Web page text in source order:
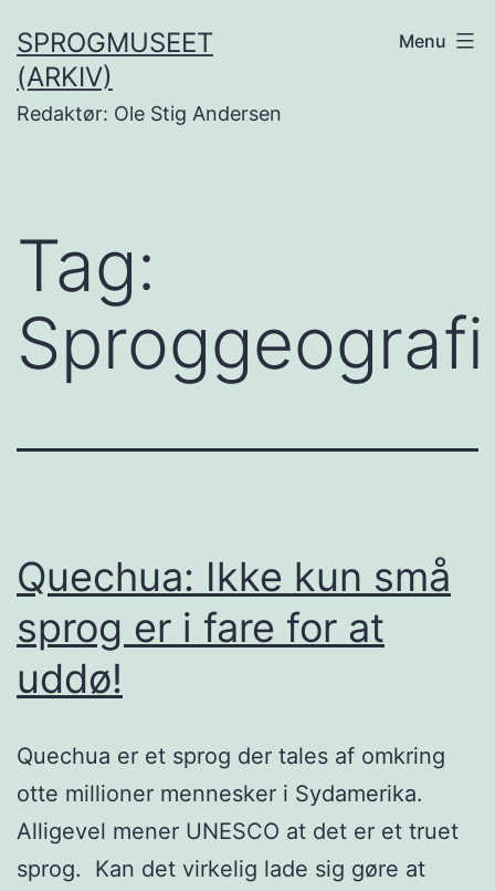
til
indhold
SPROGMUSEET
(ARKIV)
Redaktør: Ole Stig Andersen
Menu
Tag:
Sproggeografi
Quechua: Ikke kun små
sprog er i fare for at
uddø!
Quechua er et sprog der tales af omkring
otte millioner mennesker i Sydamerika.
Alligevel mener UNESCO at det er et truet
sprog. Kan det virkelig lade sig gøre at